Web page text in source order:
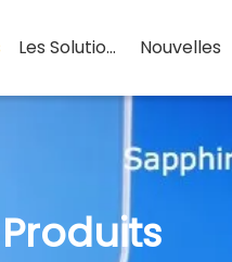
Les Solutions Nouvelles